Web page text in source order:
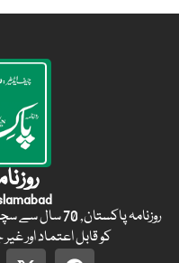
روزنامہ
کو قابل اعتماد اور